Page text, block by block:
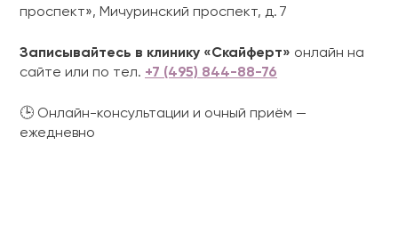
проспект», Мичуринский проспект, д. 7
Записывайтесь в клинику «Скайферт» онлайн на
сайте или по тел. +7 (495) 844-88-76
🕒 Онлайн-консультации и очный приём —
ежедневно